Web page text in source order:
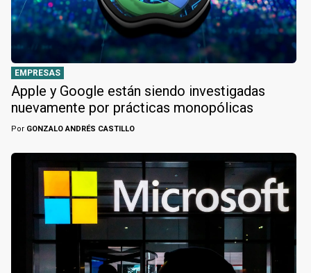
EMPRESAS
Apple y Google están siendo investigadas
nuevamente por prácticas monopólicas
Por GONZALO ANDRÉS CASTILLO